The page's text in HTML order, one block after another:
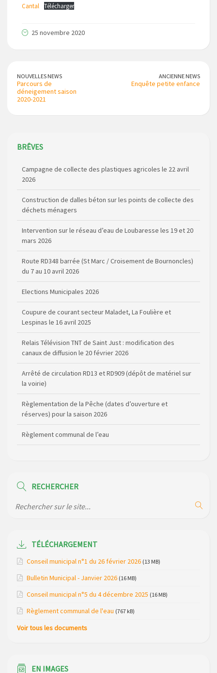
Cantal
Télécharger
25 novembre 2020
NOUVELLES NEWS
Parcours de
déneigement saison
2020-2021
ANCIENNE NEWS
Enquête petite enfance
BRÊVES
Campagne de collecte des plastiques agricoles le 22 avril
2026
Construction de dalles béton sur les points de collecte des
déchets ménagers
Intervention sur le réseau d’eau de Loubaresse les 19 et 20
mars 2026
Route RD348 barrée (St Marc / Croisement de Bournoncles)
du 7 au 10 avril 2026
Elections Municipales 2026
Coupure de courant secteur Maladet, La Foulière et
Lespinas le 16 avril 2025
Relais Télévision TNT de Saint Just : modification des
canaux de diffusion le 20 février 2026
Arrêté de circulation RD13 et RD909 (dépôt de matériel sur
la voirie)
Règlementation de la Pêche (dates d’ouverture et
réserves) pour la saison 2026
Règlement communal de l’eau
de la gendarmerie
Modification de gestion du camping de Saint Just, ses
bungalows bois, ses chalets et sa piscine
Loubaresse le vendredi 20 mars 2026
2026
RECHERCHER
TÉLÉCHARGEMENT
Conseil municipal n°1 du 26 février 2026 (13 MB)
Bulletin Municipal - Janvier 2026 (16 MB)
Conseil municipal n°5 du 4 décembre 2025 (16 MB)
Règlement communal de l'eau (767 kB)
Voir tous les documents
EN IMAGES